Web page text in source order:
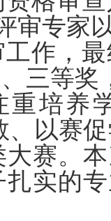
审专家
作，
三等奖
重培养
、以赛
赛。
实的